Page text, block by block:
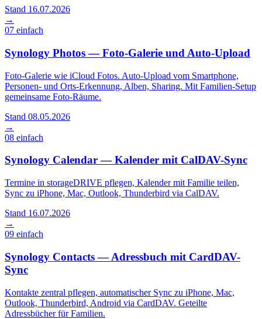
Stand 16.07.2026
→
07 einfach
Synology Photos — Foto-Galerie und Auto-Upload
Foto-Galerie wie iCloud Fotos. Auto-Upload vom Smartphone,
Personen- und Orts-Erkennung, Alben, Sharing. Mit Familien-Setup
gemeinsame Foto-Räume.
Stand 08.05.2026
→
08 einfach
Synology Calendar — Kalender mit CalDAV-Sync
Termine in storageDRIVE pflegen, Kalender mit Familie teilen,
Sync zu iPhone, Mac, Outlook, Thunderbird via CalDAV.
Stand 16.07.2026
→
09 einfach
Synology Contacts — Adressbuch mit CardDAV-
Sync
Kontakte zentral pflegen, automatischer Sync zu iPhone, Mac,
Outlook, Thunderbird, Android via CardDAV. Geteilte
Adressbücher für Familien.